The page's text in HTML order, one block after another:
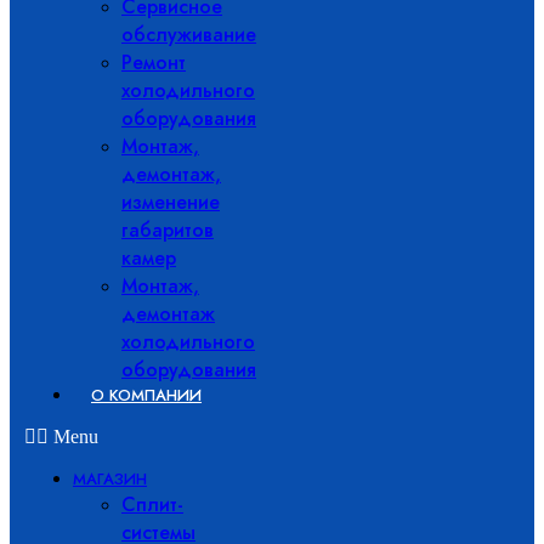
Сервисное
обслуживание
Ремонт
холодильного
оборудования
Монтаж,
демонтаж,
изменение
габаритов
камер
Монтаж,
демонтаж
холодильного
оборудования
О КОМПАНИИ
Menu
МАГАЗИН
Сплит-
системы